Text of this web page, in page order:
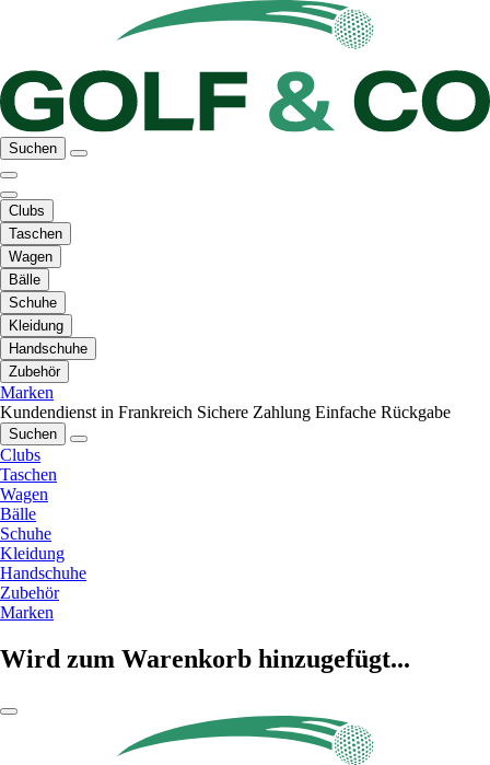
Suchen
Clubs
Taschen
Wagen
Bälle
Schuhe
Kleidung
Handschuhe
Zubehör
Marken
Kundendienst in Frankreich Sichere Zahlung Einfache Rückgabe
Suchen
Clubs
Taschen
Wagen
Bälle
Schuhe
Kleidung
Handschuhe
Zubehör
Marken
Wird zum Warenkorb hinzugefügt...